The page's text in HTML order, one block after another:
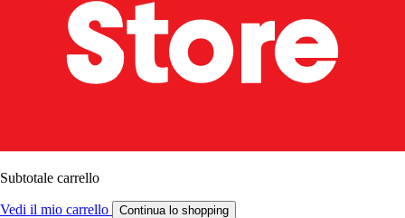
Subtotale carrello
Vedi il mio carrello Continua lo shopping